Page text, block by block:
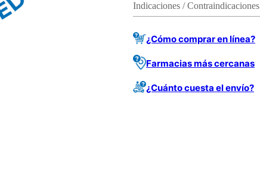
Indicaciones / Contraindicaciones
¿Cómo comprar en línea?
Farmacias más cercanas
¿Cuánto cuesta el envío?